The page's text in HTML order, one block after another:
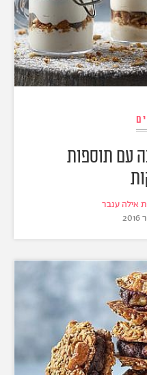
עם תוספות
אילה ענבר